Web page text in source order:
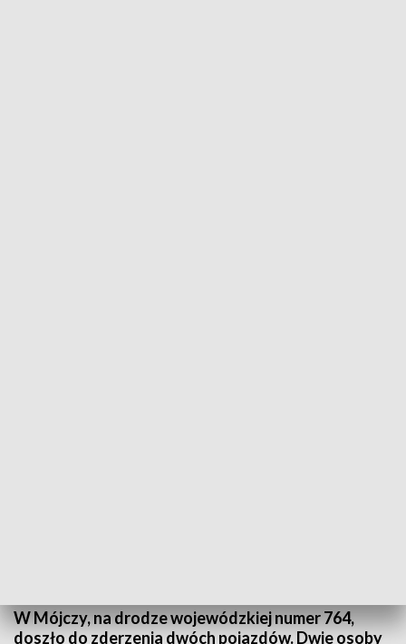
W Mójczy, na drodze wojewódzkiej numer 764,
doszło do zderzenia dwóch pojazdów. Dwie osoby